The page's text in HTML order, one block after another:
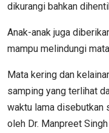
dikurangi bahkan
Anak-anak juga
mampu melindungi
Mata kering dan
samping yang terlihat
waktu lama disebutkan
oleh Dr. Manpreet